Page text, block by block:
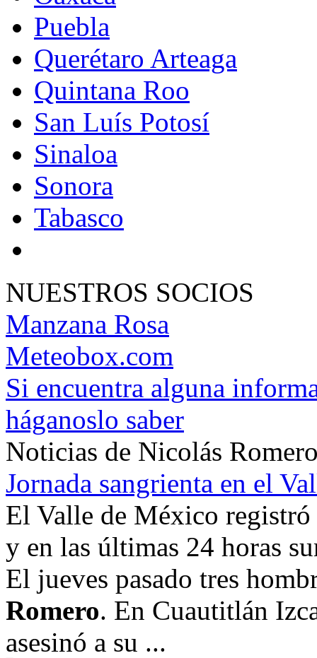
Puebla
Querétaro Arteaga
Quintana Roo
San Luís Potosí
Sinaloa
Sonora
Tabasco
NUESTROS SOCIOS
Manzana Rosa
Meteobox.com
Si encuentra alguna
háganoslo saber
Noticias de Nicolás
Jornada sangrienta en el
El Valle de México
y en las últimas 24 horas
El jueves pasado tres
Romero. En Cuautitlán
asesinó a su ...